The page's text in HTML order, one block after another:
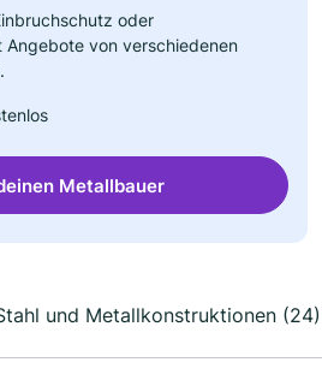
oder
von verschiedenen
Metallbauer
und Metallkonstruktionen (24)